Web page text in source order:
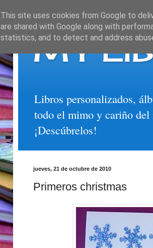
MY
Libros personalizados,
todo el mimo y cariño del
¡Descúbrelos!
jueves, 21 de octubre de 2010
Primeros christmas
This site uses cookies from Google to
are shared with Google along with
statistics, and to detect and address